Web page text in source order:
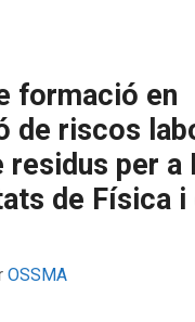
formació en
de riscos
residus per a
de Física i
OSSMA